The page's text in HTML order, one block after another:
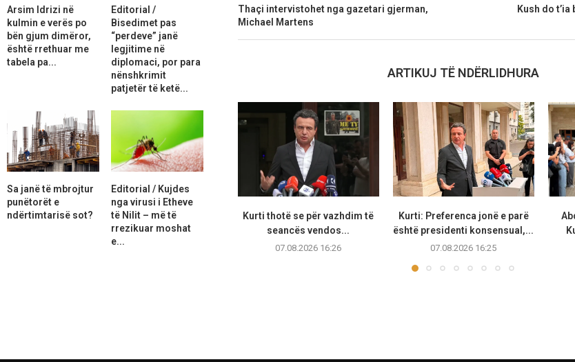
Thaçi intervistohet nga gazetari gjerman,
Michael Martens
Kush do
ARTIKUJ TË NDËRLIDHURA
Kurti thotë se për vazhdim të
seancës vendos...
07.08.2026 16:26
Kurti: Preferenca jonë e parë
është presidenti konsensual,...
07.08.2026 16:25
Arsim Idrizi në
kulmin e verës po
bën gjum dimëror,
është rrethuar me
tabela pa...
Editorial /
Bisedimet pas
“perdeve” janë
legjitime në
diplomaci, por para
nënshkrimit
patjetër të ketë...
Sa janë të mbrojtur
punëtorët e
ndërtimtarisë sot?
Editorial / Kujdes
nga virusi i Etheve
të Nilit – më të
rrezikuar moshat
e...